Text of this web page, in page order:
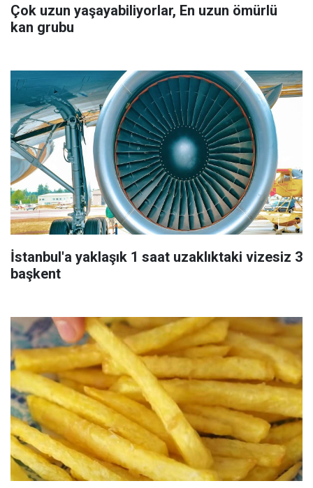
Çok uzun yaşayabiliyorlar, En uzun ömürlü
kan grubu
İstanbul'a yaklaşık 1 saat uzaklıktaki vizesiz 3
başkent